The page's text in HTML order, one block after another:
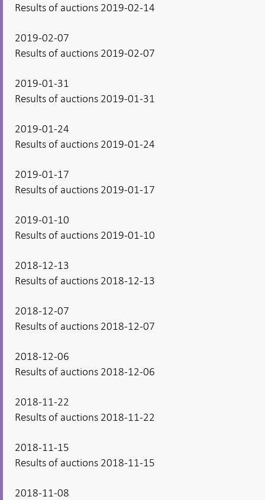
Results of auctions 2019-02-14
2019-02-07
Results of auctions 2019-02-07
2019-01-31
Results of auctions 2019-01-31
2019-01-24
Results of auctions 2019-01-24
2019-01-17
Results of auctions 2019-01-17
2019-01-10
Results of auctions 2019-01-10
2018-12-13
Results of auctions 2018-12-13
2018-12-07
Results of auctions 2018-12-07
2018-12-06
Results of auctions 2018-12-06
2018-11-22
Results of auctions 2018-11-22
2018-11-15
Results of auctions 2018-11-15
2018-11-08